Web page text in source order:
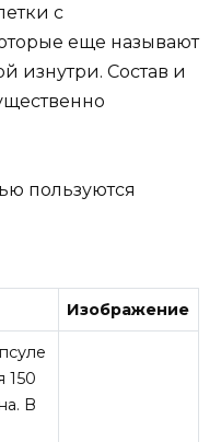
с
еще называют
изнутри. Состав и
пользуются
Изображение
150
В